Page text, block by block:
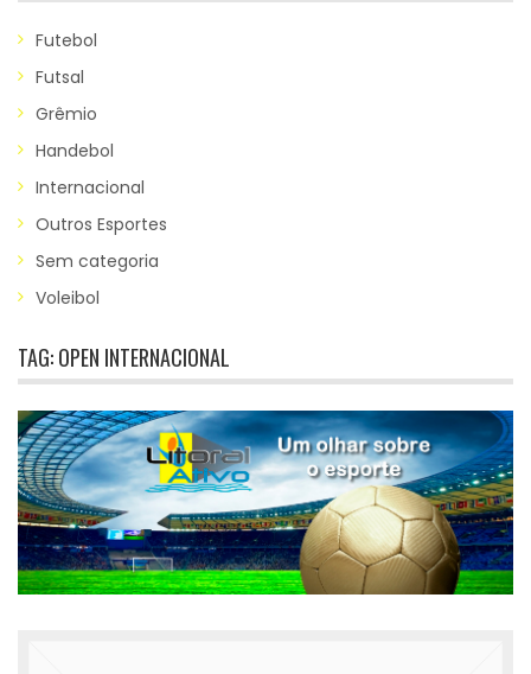
Futebol
Futsal
Grêmio
Handebol
Internacional
Outros Esportes
Sem categoria
Voleibol
TAG:OPEN INTERNACIONAL